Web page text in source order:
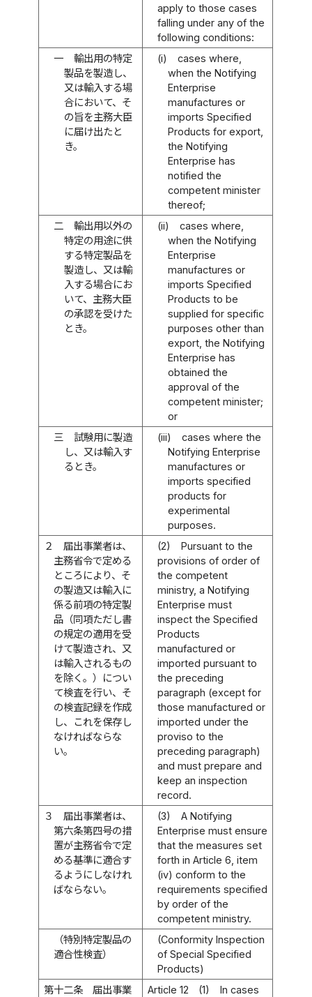
apply to those cases
falling under any of the
following conditions:
一
輸出用の特定
製品を製造し、
又は輸入する場
合において、そ
の旨を主務大臣
に届け出たと
き。
(i)
cases where,
when the Notifying
Enterprise
manufactures or
imports Specified
Products for export,
the Notifying
Enterprise has
notified the
competent minister
thereof;
二
輸出用以外の
特定の用途に供
する特定製品を
製造し、又は輸
入する場合にお
いて、主務大臣
の承認を受けた
とき。
(ii)
cases where,
when the Notifying
Enterprise
manufactures or
imports Specified
Products to be
supplied for specific
purposes other than
export, the Notifying
Enterprise has
obtained the
approval of the
competent minister;
or
三
試験用に製造
し、又は輸入す
るとき。
(iii)
cases where the
Notifying Enterprise
manufactures or
imports specified
products for
experimental
purposes.
２
届出事業者は、
主務省令で定める
ところにより、そ
の製造又は輸入に
係る前項の特定製
品（同項ただし書
の規定の適用を受
けて製造され、又
は輸入されるもの
を除く。）につい
て検査を行い、そ
の検査記録を作成
し、これを保存し
なければならな
い。
(2)
Pursuant to the
provisions of order of
the competent
ministry, a Notifying
Enterprise must
inspect the Specified
Products
manufactured or
imported pursuant to
the preceding
paragraph (except for
those manufactured or
imported under the
proviso to the
preceding paragraph)
and must prepare and
keep an inspection
record.
３
届出事業者は、
第六条第四号の措
置が主務省令で定
める基準に適合す
るようにしなけれ
ばならない。
(3)
A Notifying
Enterprise must ensure
that the measures set
forth in Article 6, item
(iv) conform to the
requirements specified
by order of the
competent ministry.
（特別特定製品の
適合性検査）
(Conformity Inspection
of Special Specified
Products)
第十二条
届出事業
Article 12 (1)
In cases